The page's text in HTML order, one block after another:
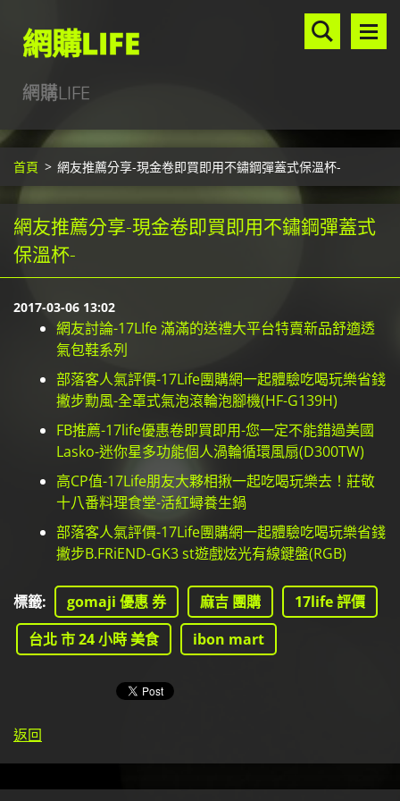
網購LIFE
網購LIFE
首頁 > 網友推薦分享-現金卷即買即用不鏽鋼彈蓋式保溫杯-
網友推薦分享-現金卷即買即用不鏽鋼彈蓋式
保溫杯-
2017-03-06 13:02
網友討論-17LIfe 滿滿的送禮大平台特賣新品舒適透
氣包鞋系列
部落客人氣評價-17Life團購網一起體驗吃喝玩樂省錢
撇步勳風-全罩式氣泡滾輪泡腳機(HF-G139H)
FB推薦-17life優惠卷即買即用-您一定不能錯過美國
Lasko-迷你星多功能個人渦輪循環風扇(D300TW)
高CP值-17Life朋友大夥相揪一起吃喝玩樂去！莊敬
十八番料理食堂-活紅蟳養生鍋
部落客人氣評價-17Life團購網一起體驗吃喝玩樂省錢
撇步B.FRiEND-GK3 st遊戲炫光有線鍵盤(RGB)
標籤: gomaji 優惠 券 麻吉 團購
17life 評價
台北 市 24 小時 美食
ibon mart
返回